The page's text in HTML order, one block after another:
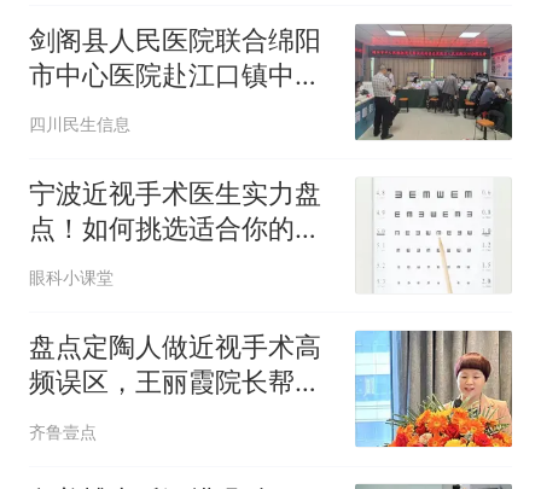
剑阁县人民医院联合绵阳
市中心医院赴江口镇中心
卫生院开展义诊活动
四川民生信息
宁波近视手术医生实力盘
点！如何挑选适合你的摘
镜专家？
眼科小课堂
盘点定陶人做近视手术高
频误区，王丽霞院长帮本
地居民科学避坑
齐鲁壹点